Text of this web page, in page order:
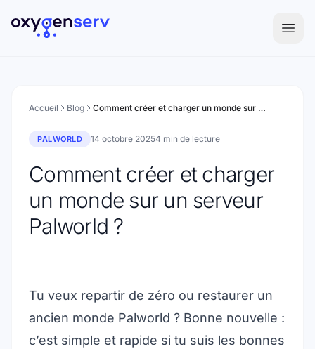
Accueil Blog Comment créer et charger un monde sur un serveur Palworld ?
PALWORLD 14 octobre 20254 min de lecture
Comment créer et charger
un monde sur un serveur
Palworld ?
Tu veux repartir de zéro ou restaurer un
ancien monde Palworld ? Bonne nouvelle :
c’est simple et rapide si tu suis les bonnes